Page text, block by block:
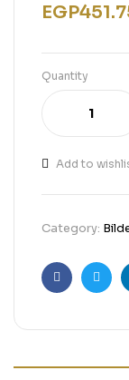
EGP
Quantity
Add to
Category:
Facebook